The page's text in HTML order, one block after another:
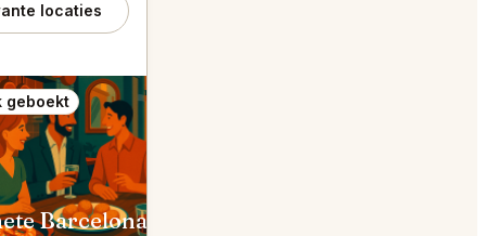
locaties
geboekt
Barcelona